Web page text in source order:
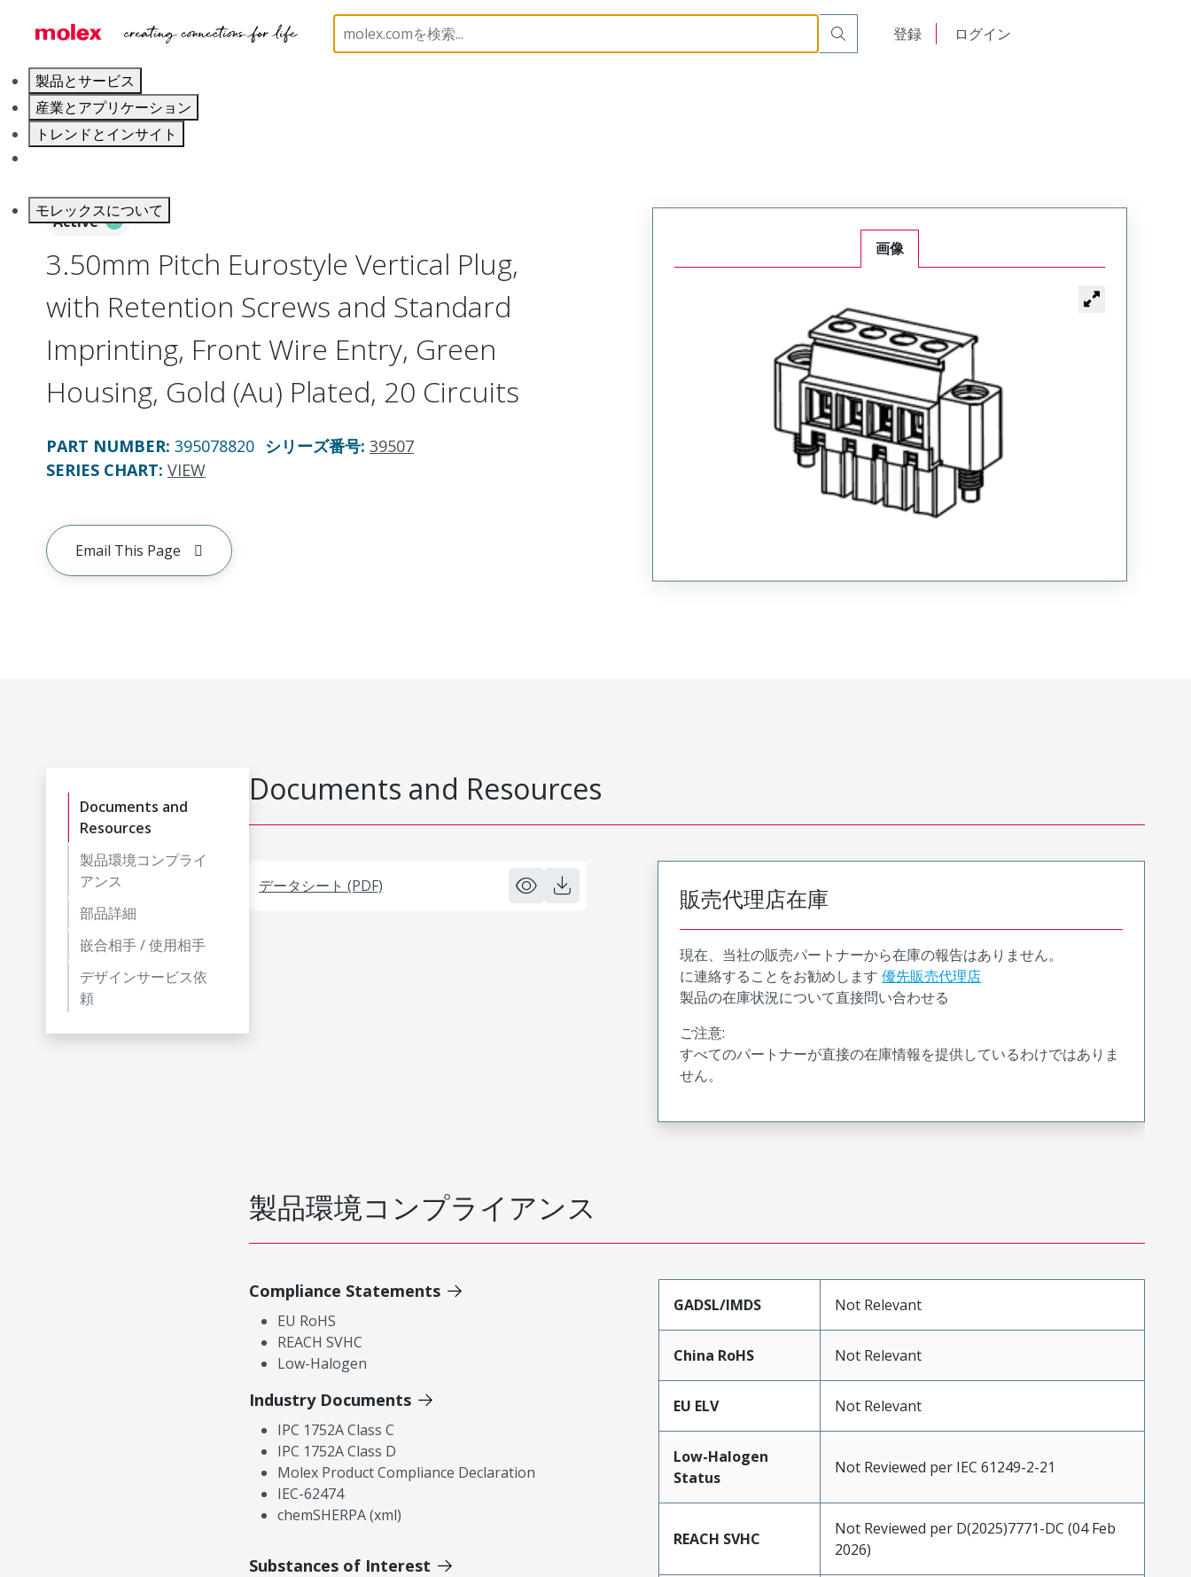
登録 ログイン
製品とサービス
産業とアプリケーション
トレンドとインサイト
モレックスについて
Terminal Blocks and Barrier Strip 39507 395078820
Active
3.50mm Pitch Eurostyle Vertical Plug,
with Retention Screws and Standard
Imprinting, Front Wire Entry, Green
Housing, Gold (Au) Plated, 20 Circuits
PART NUMBER: 395078820 シリーズ番号: 39507
SERIES CHART: VIEW
Email This Page
画像
Documents and
Resources
製品環境コンプライ
アンス
部品詳細
嵌合相手 / 使用相手
デザインサービス依
頼
Documents and Resources
データシート (PDF) 販売代理店在庫
現在、当社の販売パートナーから在庫の報告はありません。
に連絡することをお勧めします 優先販売代理店
製品の在庫状況について直接問い合わせる
ご注意:
すべてのパートナーが直接の在庫情報を提供しているわけではありま
せん。
製品環境コンプライアンス
Compliance Statements
EU RoHS
REACH SVHC
Low-Halogen
Industry Documents
IPC 1752A Class C
IPC 1752A Class D
Molex Product Compliance Declaration
IEC-62474
chemSHERPA (xml)
Substances of Interest
GADSL/IMDS Not Relevant
China RoHS Not Relevant
EU ELV Not Relevant
Low-Halogen
Status
Not Reviewed per IEC 61249-2-21
REACH SVHC
Not Reviewed per D(2025)7771-DC (04 Feb
2026)